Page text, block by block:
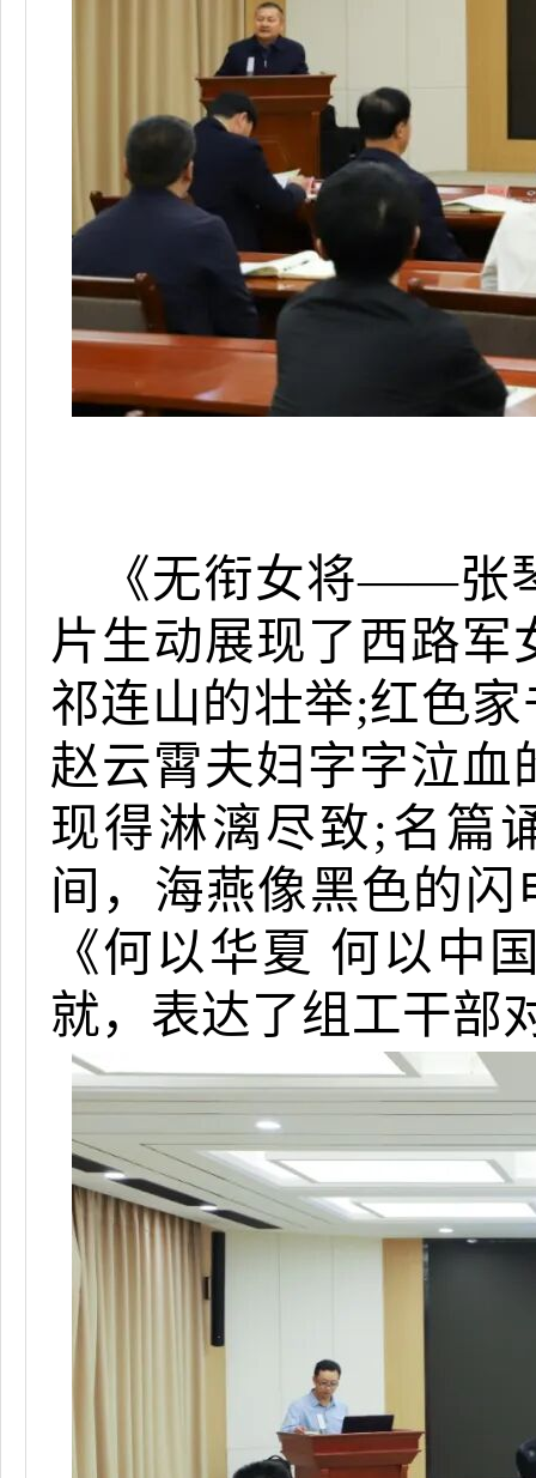
《无衔女将——张
片生动展现了西路
祁连山的壮举;红色
赵云霄夫妇字字泣血
现得淋漓尽致;名篇
间，海燕像黑色的
《何以华夏 何以中
就，表达了组工干部